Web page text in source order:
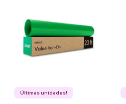
Últimas unidades!